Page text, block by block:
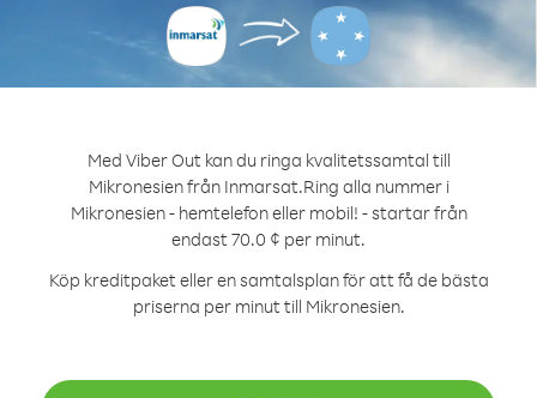
Med Viber Out kan du ringa kvalitetssamtal till
Mikronesien från Inmarsat.Ring alla nummer i
Mikronesien - hemtelefon eller mobil! - startar från
endast 70.0 ¢ per minut.
Köp kreditpaket eller en samtalsplan för att få de bästa
priserna per minut till Mikronesien.